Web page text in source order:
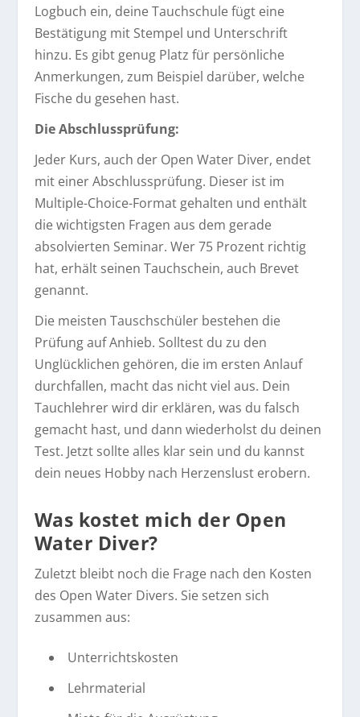
Logbuch ein, deine Tauchschule fügt eine
Bestätigung mit Stempel und Unterschrift
hinzu. Es gibt genug Platz für persönliche
Anmerkungen, zum Beispiel darüber, welche
Fische du gesehen hast.
Die Abschlussprüfung:
Jeder Kurs, auch der Open Water Diver, endet
mit einer Abschlussprüfung. Dieser ist im
Multiple-Choice-Format gehalten und enthält
die wichtigsten Fragen aus dem gerade
absolvierten Seminar. Wer 75 Prozent richtig
hat, erhält seinen Tauchschein, auch Brevet
genannt.
Die meisten Tauschschüler bestehen die
Prüfung auf Anhieb. Solltest du zu den
Unglücklichen gehören, die im ersten Anlauf
durchfallen, macht das nicht viel aus. Dein
Tauchlehrer wird dir erklären, was du falsch
gemacht hast, und dann wiederholst du deinen
Test. Jetzt sollte alles klar sein und du kannst
dein neues Hobby nach Herzenslust erobern.
Was kostet mich der Open
Water Diver?
Zuletzt bleibt noch die Frage nach den Kosten
des Open Water Divers. Sie setzen sich
zusammen aus:
Unterrichtskosten
Lehrmaterial